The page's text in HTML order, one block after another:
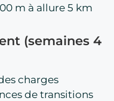
m à allure 5 km
(semaines 4
charges
de transitions